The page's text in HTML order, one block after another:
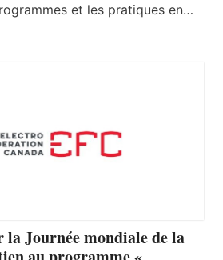
et les pratiques en…
la Journée mondiale de la